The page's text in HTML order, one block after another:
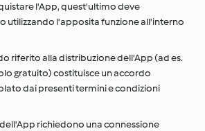
l'App, quest'ultimo deve
utilizzando l'apposita funzione all'interno
riferito alla distribuzione dell'App (ad es.
gratuito) costituisce un accordo
dai presenti termini e condizioni
richiedono una connessione